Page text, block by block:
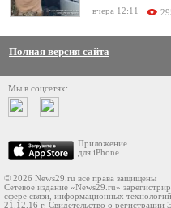
вчера 12:11
Полная версия сайта
Мы в соцсетях:
Приложение
для iPhone
© 2026 News29.ru все права защищены
Сетевое издание «News29.ru»
сфере связи, информационных
21.12.16 г. Свидетельство о